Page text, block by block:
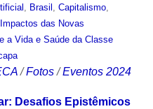
, Brasil , Capitalismo,
das Novas
a Vida e Saúde da Classe
/Fotos /Eventos 2024
Desafios Epistêmicos